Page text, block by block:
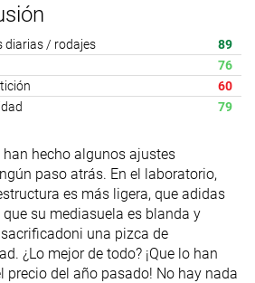
diarias / rodajes
89
76
60
79
han hecho algunos ajustes
paso atrás. En el laboratorio,
es más ligera, que adidas
su mediasuela es blanda y
una pizca de
¿Lo mejor de todo? ¡Que lo han
precio del año pasado! No hay nada